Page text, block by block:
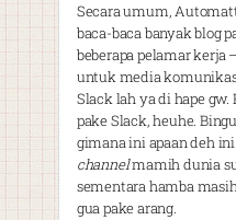
Secara umum,
baca-baca banyak blog
beberapa pelamar kerja
untuk media
Slack lah ya di hape
pake Slack, heuhe.
gimana ini apaan deh ini
channelmamih dunia
sementara hamba
gua pake arang.